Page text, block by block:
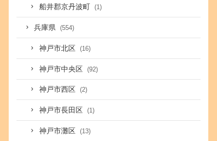
船井郡京丹波町 (1)
兵庫県 (554)
神戸市北区 (16)
神戸市中央区 (92)
神戸市西区 (2)
神戸市長田区 (1)
神戸市灘区 (13)